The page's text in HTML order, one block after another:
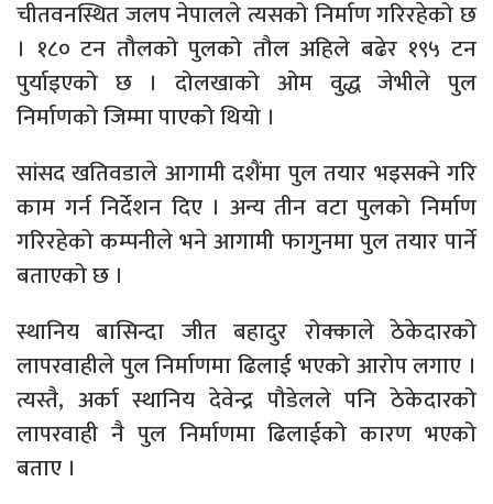
चीतवनस्थित जलप नेपालले त्यसको निर्माण गरिरहेको छ
। १८० टन तौलको पुलको तौल अहिले बढेर १९५ टन
पुर्याइएको छ । दोलखाको ओम वुद्ध जेभीले पुल
निर्माणको जिम्मा पाएको थियो ।
सांसद खतिवडाले आगामी दशैंमा पुल तयार भइसक्ने गरि
काम गर्न निर्देशन दिए । अन्य तीन वटा पुलको निर्माण
गरिरहेको कम्पनीले भने आगामी फागुनमा पुल तयार पार्ने
बताएको छ ।
स्थानिय बासिन्दा जीत बहादुर रोक्काले ठेकेदारको
लापरवाहीले पुल निर्माणमा ढिलाई भएको आरोप लगाए ।
त्यस्तै, अर्का स्थानिय देवेन्द्र पौडेलले पनि ठेकेदारको
लापरवाही नै पुल निर्माणमा ढिलाईको कारण भएको
बताए ।